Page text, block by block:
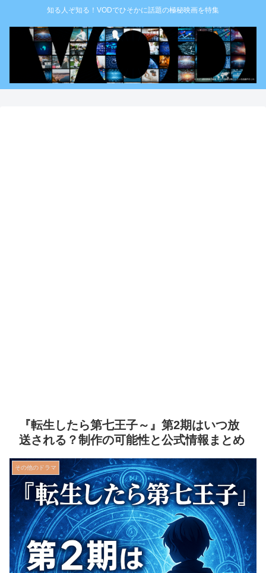
知る人ぞ知る！VODでひそかに話題の極秘映画を特集
『転生したら第七王子～』第2期はいつ放
送される？制作の可能性と公式情報まとめ
その他のドラマ